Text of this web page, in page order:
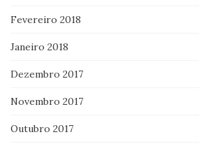
Fevereiro 2018
Janeiro 2018
Dezembro 2017
Novembro 2017
Outubro 2017